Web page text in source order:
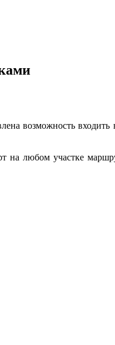
возможность
на любом участке